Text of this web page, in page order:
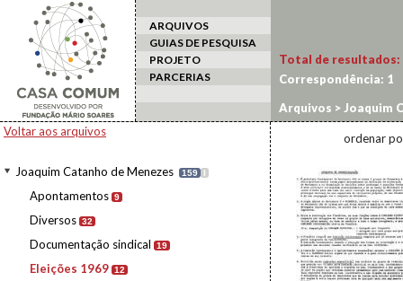
ARQUIVOS
GUIAS DE PESQUISA
PROJETO
PARCERIAS
Voltar aos arquivos
Joaquim Catanho de Menezes 159 I
Apontamentos 9
Diversos 32
Documentação sindical 19
Eleições 1969 12
Total de resultados:
Correspondência: 1
Arquivos > Joaquim
ordenar